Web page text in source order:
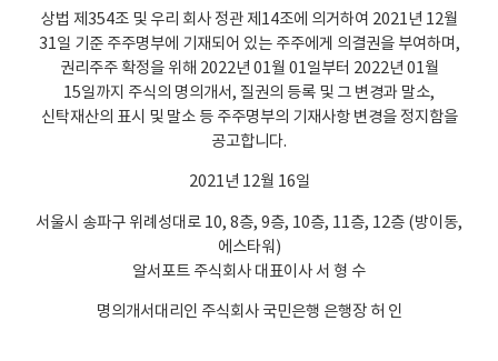
상법 제354조 및 우리 회사 정관 제14조에 의거하여 2021년 12월
31일 기준 주주명부에 기재되어 있는 주주에게 의결권을 부여하며,
권리주주 확정을 위해 2022년 01월 01일부터 2022년 01월
15일까지 주식의 명의개서, 질권의 등록 및 그 변경과 말소,
신탁재산의 표시 및 말소 등 주주명부의 기재사항 변경을 정지함을
공고합니다.
2021년 12월 16일
서울시 송파구 위례성대로 10, 8층, 9층, 10층, 11층, 12층 (방이동,
에스타워)
알서포트 주식회사 대표이사 서 형 수
명의개서대리인 주식회사 국민은행 은행장 허 인